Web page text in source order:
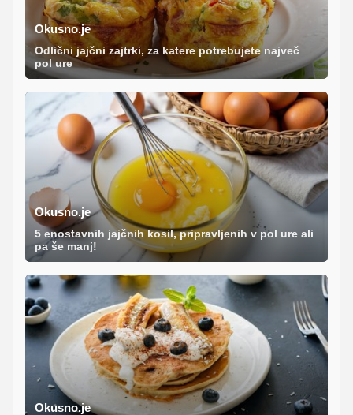
Okusno.je
Odlični jajčni zajtrki, za katere potrebujete največ
pol ure
Okusno.je
5 enostavnih jajčnih kosil, pripravljenih v pol ure ali
pa še manj!
Okusno.je